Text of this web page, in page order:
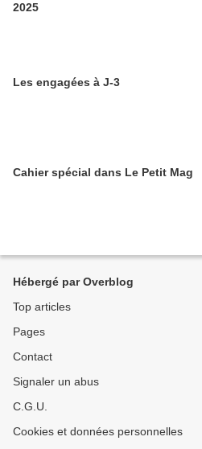
2025
Les engagées à J-3
Cahier spécial dans Le Petit Mag
Hébergé par Overblog
Top articles
Pages
Contact
Signaler un abus
C.G.U.
Cookies et données personnelles